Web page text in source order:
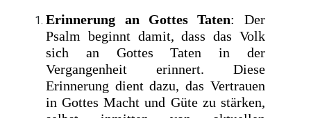
Erinnerung an Gottes Taten: Der
Psalm beginnt damit, dass das Volk
sich an Gottes Taten in der
Vergangenheit erinnert. Diese
Erinnerung dient dazu, das Vertrauen
in Gottes Macht und Güte zu stärken,